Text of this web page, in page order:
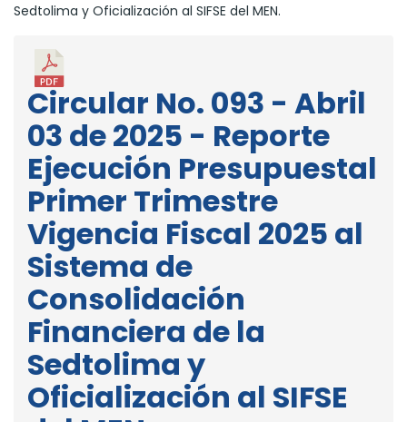
Sedtolima y Oficialización al SIFSE del MEN.
Circular No. 093 - Abril
03 de 2025 - Reporte
Ejecución Presupuestal
Primer Trimestre
Vigencia Fiscal 2025 al
Sistema de
Consolidación
Financiera de la
Sedtolima y
Oficialización al SIFSE